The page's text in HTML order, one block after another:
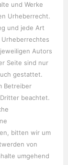
und Werke
Urheberrecht.
und jede Art
Autors
Seite sind nur
gestattet.
Betreiber
beachtet.
bitten wir um
von
umgehend